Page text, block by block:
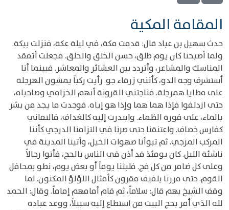
المقامة المكية
حدث سهيل بن عباد قال: قدمت مكة، في ليلة عكة، فنزلت ببكة.
ولما أصبحنا كان يوم طلق، حسن الخلق والخلق. فجعلت أتفقد
المناسك والمشاعر، وأتردد بين العشائر والمعاشر. فبينما أنا
أستشرف وجه الدو، كأنني زرقاء جو. رأيت ركباً يمشون الهرجلة
على مطايا همرجلة. فناجتني القرونة أنهم الخزامي وصاحباه،
حتى ازدلفوا فإذا هما هما وإذا هو إياه. فوجدت ما يجد من بشر
بالماء، على فورة الظماء. وابتدرت إليه كالغداف، فالتقاني
كفارس خصاف. واعتنقنا حتى صرنا في التزامنا الدرجي كأننا
المركب المزجي. ثم تبوأنا صهوات الخيل، وأتينا المدينة في
ناشئة الليل. كان يومئذ قد أذن في الناس بالحج، فأتوا رجالاً
وعلى كل ضامر من كل فج. فلبثنا يوماً أو بعض يوم، نطو بمحافل
القوم. حتى مررنا بلفيف مقرون كأمثال اللؤلؤ المكنون. لما
وقف الشيخ بهم قال: سلاماً، ثم قام أمامهم إماماً. وقال: الحمد
لله الذي أمر بحج البيت من استطاع إليه سبيلاً، ووعد عباده